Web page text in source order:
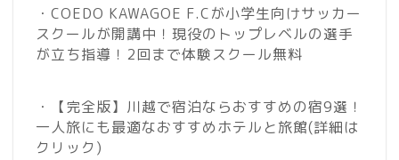
・COEDO KAWAGOE F.Cが小学生向けサッカー
スクールが開講中！現役のトップレベルの選手
が立ち指導！2回まで体験スクール無料
・【完全版】川越で宿泊ならおすすめの宿9選！
一人旅にも最適なおすすめホテルと旅館(詳細は
クリック)